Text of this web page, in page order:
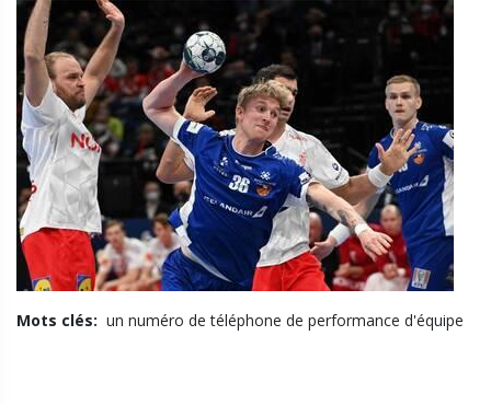
Mots clés: un numéro de téléphone de performance d'équipe